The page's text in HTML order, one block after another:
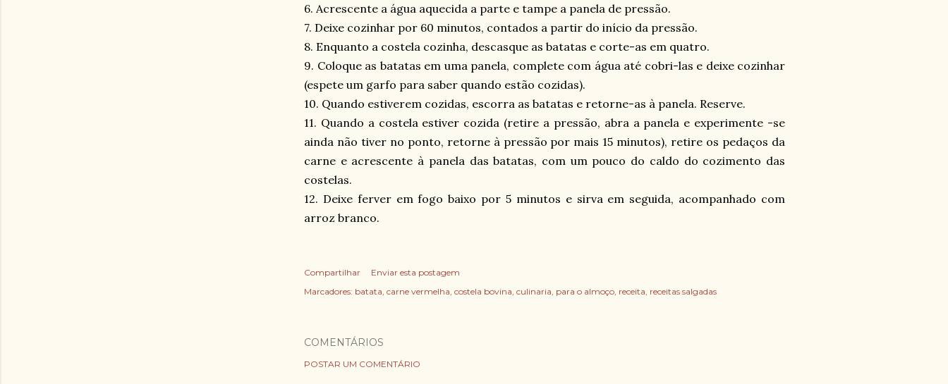
6. Acrescente a água aquecida a parte e tampe a panela de pressão.
7. Deixe cozinhar por 60 minutos, contados a partir do início da pressão.
8. Enquanto a costela cozinha, descasque as batatas e corte-as em quatro.
9. Coloque as batatas em uma panela, complete com água até cobri-las e deixe cozinhar
(espete um garfo para saber quando estão cozidas).
10. Quando estiverem cozidas, escorra as batatas e retorne-as à panela. Reserve.
11. Quando a costela estiver cozida (retire a pressão, abra a panela e experimente -se
ainda não tiver no ponto, retorne à pressão por mais 15 minutos), retire os pedaços da
carne e acrescente à panela das batatas, com um pouco do caldo do cozimento das
costelas.
12. Deixe ferver em fogo baixo por 5 minutos e sirva em seguida, acompanhado com
arroz branco.
Compartilhar
Enviar esta postagem
Marcadores: batata carne vermelha costela bovina culinaria para o almoço receita receitas salgadas
COMENTÁRIOS
POSTAR UM COMENTÁRIO